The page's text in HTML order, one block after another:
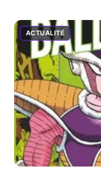
ACTUALITÉ